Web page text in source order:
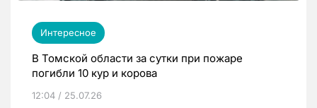
Интересное
В Томской области за сутки при пожаре
погибли 10 кур и корова
12:04 / 25.07.26